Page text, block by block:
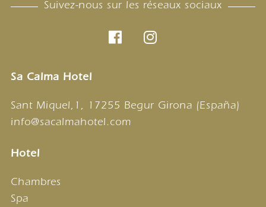
Suivez-nous sur les réseaux sociaux
Sa Calma Hotel
Sant Miquel,1, 17255 Begur Girona (España)
info@sacalmahotel.com
Hotel
Chambres
Spa